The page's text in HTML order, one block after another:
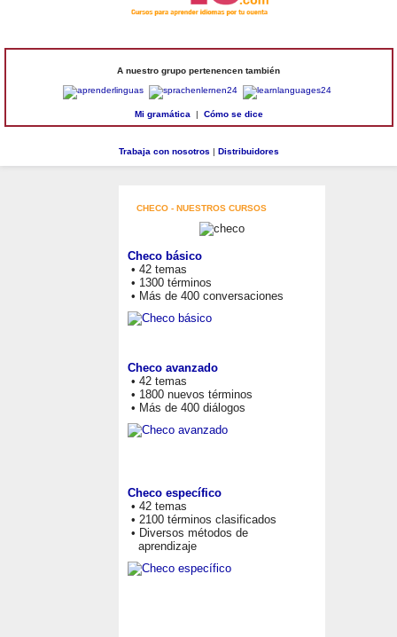
A nuestro grupo pertenencen también
Mi gramática| Cómo se dice
Trabaja con nosotros Distribuidores
CHECO - NUESTROS CURSOS
Checo básico
• 42 temas
• 1300 términos
• Más de 400 conversaciones
Checo avanzado
• 42 temas
• 1800 nuevos términos
• Más de 400 diálogos
Checo específico
• 42 temas
• 2100 términos clasificados
• Diversos métodos de
aprendizaje